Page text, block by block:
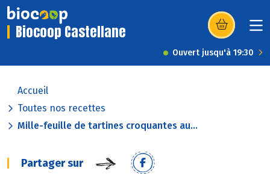
Biocoop Castellane (s’ouvre dans
Ouvert jusqu'à 19:30
Accueil
Toutes nos recettes
Mille-feuille de tartines croquantes au...
Partager sur